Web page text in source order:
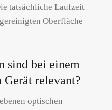
tatsächliche Laufzeit
Oberfläche
sind bei einem
relevant?
optischen